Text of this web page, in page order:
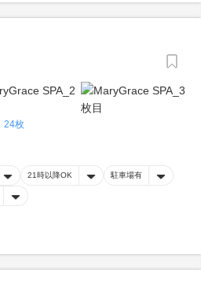
24枚
21時以降OK 駐車場有